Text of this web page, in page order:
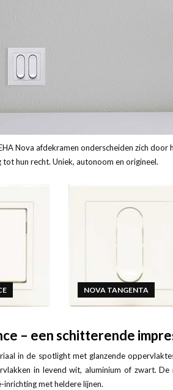
Nova afdekramen onderscheiden zich
hun recht. Uniek, autonoom en origineel.
NOVA TANGENTA
– een schitterende
in de spotlight met glanzende
in levend wit, aluminium of zwart.
inrichting met heldere lijnen.